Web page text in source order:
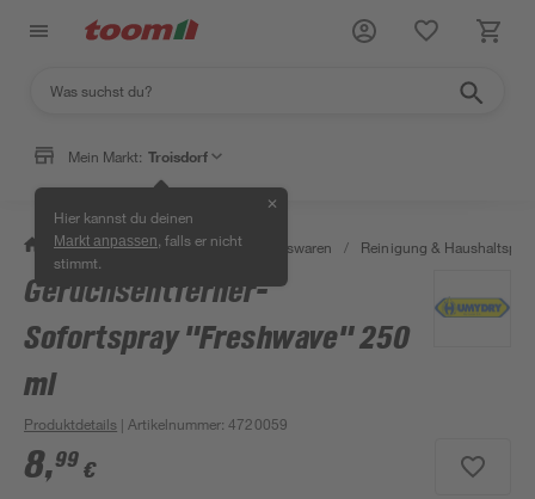
Mein Markt: Troisdorf
Hier kannst du deinen
Markt anpassen , falls er nicht
stimmt.
✕
/ Wohnen & Haushalt / Haushaltswaren / Reinigung &
Geruchsentferner-
Sofortspray "Freshwave" 250
ml
Produktdetails | Artikelnummer:4720059
8,99 €